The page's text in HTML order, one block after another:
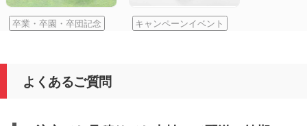
卒業・卒園・卒団記念 キャンペーンイベント
よくあるご質問